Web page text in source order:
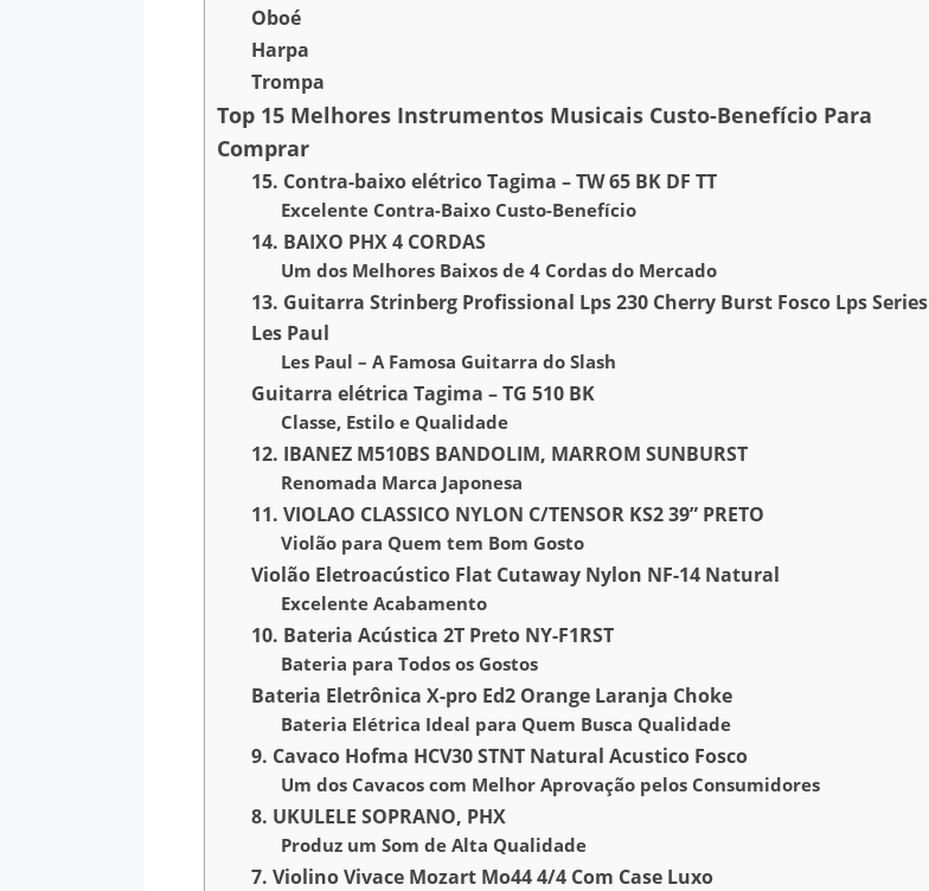
Oboé
Harpa
Trompa
Top 15 Melhores Instrumentos Musicais Custo-Benefício Para
Comprar
15. Contra-baixo elétrico Tagima – TW 65 BK DF TT
Excelente Contra-Baixo Custo-Benefício
14. BAIXO PHX 4 CORDAS
Um dos Melhores Baixos de 4 Cordas do Mercado
13. Guitarra Strinberg Profissional Lps 230 Cherry Burst Fosco Lps Series
Les Paul
Les Paul – A Famosa Guitarra do Slash
Guitarra elétrica Tagima – TG 510 BK
Classe, Estilo e Qualidade
12. IBANEZ M510BS BANDOLIM, MARROM SUNBURST
Renomada Marca Japonesa
11. VIOLAO CLASSICO NYLON C/TENSOR KS2 39” PRETO
Violão para Quem tem Bom Gosto
Violão Eletroacústico Flat Cutaway Nylon NF-14 Natural
Excelente Acabamento
10. Bateria Acústica 2T Preto NY-F1RST
Bateria para Todos os Gostos
Bateria Eletrônica X-pro Ed2 Orange Laranja Choke
Bateria Elétrica Ideal para Quem Busca Qualidade
9. Cavaco Hofma HCV30 STNT Natural Acustico Fosco
Um dos Cavacos com Melhor Aprovação pelos Consumidores
8. UKULELE SOPRANO, PHX
Produz um Som de Alta Qualidade
7. Violino Vivace Mozart Mo44 4/4 Com Case Luxo